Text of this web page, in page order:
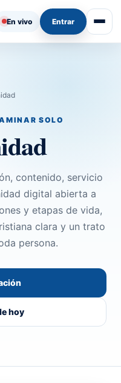
En vivo Entrar Abrir
SOLO
contenido, servicio
digital abierta a
y etapas de vida,
clara y un trato
persona.
hoy